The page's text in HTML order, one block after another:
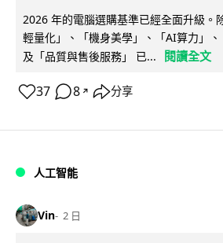
2026 年的電腦選購基準已經全面升級。
輕量化」、「機身美學」、「AI算力」
及「品質與售後服務」 已...
閱讀全文
37 8 ↗ 分享
人工智能
Vin 2 日